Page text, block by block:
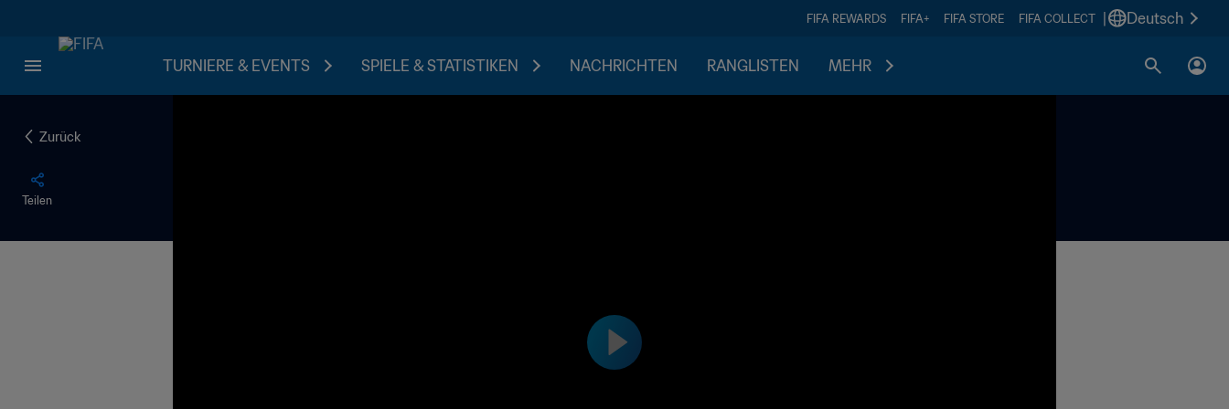
FIFA REWARDS FIFA+ FIFA STORE FIFA COLLECT Deutsch
TURNIERE & EVENTS SPIELE & STATISTIKEN NACHRICHTEN RANGLISTEN MEHR
Zurück
Teilen